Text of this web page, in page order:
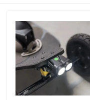
À la maison